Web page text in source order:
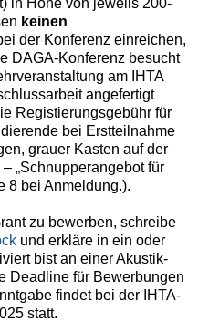
keinen
der Konferenz einreichen,
DAGA-Konferenz besucht
am IHTA
angefertigt
Registierungsgebühr für
bei Erstteilnahme
grauer Kasten auf der
– „Schnupperangebot für
8 bei Anmeldung.).
zu bewerben, schreibe
und erkläre in ein oder
bist an einer Akustik-
Deadline für Bewerbungen
findet bei der IHTA-
statt.